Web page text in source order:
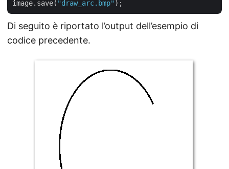
image.save( "draw_arc.bmp"
Di seguito è riportato l’output dell’esempio di
codice precedente.